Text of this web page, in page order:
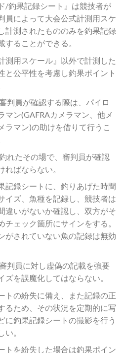
/釣果記録シート』は競技者が
員によって大会公式計測用スケ
計測されたもののみを釣果記録
することができる。
測用スケール』以外で計測した
と公平性を考慮し釣果ポイント
判員が確認する際は、パイロ
マン(GAFRAカメラマン、他メ
ラマン)の助けを借りて行うこ
れたその場で、審判員が確認
ればならない。
記録シートに、釣りあげた時間
イズ、魚種を記録し、競技者は
違いがないか確認し、双方がそ
チェック箇所にサインをする。
がされていない魚の記録は無効
判員に対し虚偽の記載を強要
ズを誤魔化してはならない。
トの紛失に備え、また記録の正
るため、その状況を定期的に写
に釣果記録シートの撮影を行う
い。
トを紛失した場合は釣果ポイン